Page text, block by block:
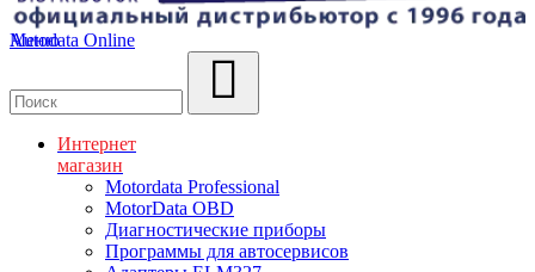
Autodata Online
Меню
Интернет
магазин
Motordata Professional
MotorData OBD
Диагностические приборы
Программы для автосервисов